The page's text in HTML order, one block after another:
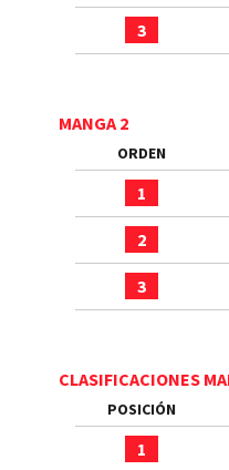
3
MANGA 2
ORDEN
1
2
3
CLASIFICACIONES
POSICIÓN
1